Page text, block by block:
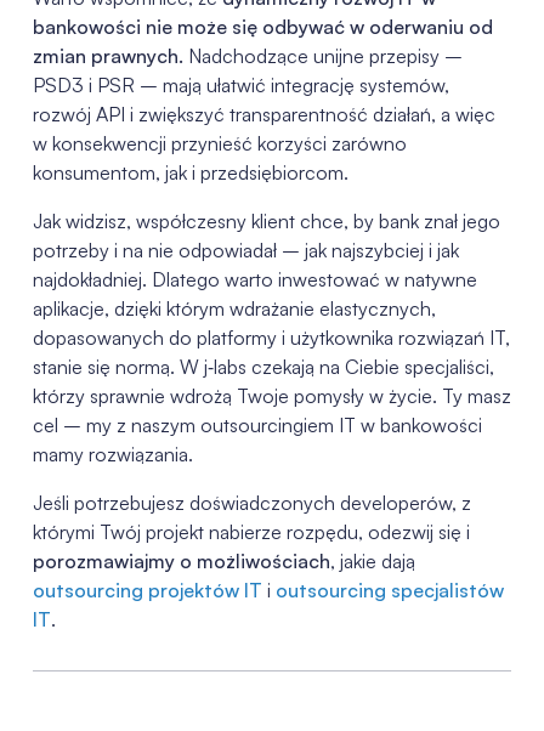
bankowości nie może się odbywać w oderwaniu od
zmian prawnych. Nadchodzące unijne przepisy –
PSD3 i PSR – mają ułatwić integrację systemów,
rozwój API i zwiększyć transparentność działań, a więc
w konsekwencji przynieść korzyści zarówno
konsumentom, jak i przedsiębiorcom.
Jak widzisz, współczesny klient chce, by bank znał jego
potrzeby i na nie odpowiadał – jak najszybciej i jak
najdokładniej. Dlatego warto inwestować w natywne
aplikacje, dzięki którym wdrażanie elastycznych,
dopasowanych do platformy i użytkownika rozwiązań IT,
stanie się normą. W j‑labs czekają na Ciebie specjaliści,
którzy sprawnie wdrożą Twoje pomysły w życie. Ty masz
cel – my z naszym outsourcingiem IT w bankowości
mamy rozwiązania.
Jeśli potrzebujesz doświadczonych developerów, z
którymi Twój projekt nabierze rozpędu, odezwij się i
porozmawiajmy o możliwościach, jakie dają
outsourcing projektów IT i outsourcing specjalistów
IT.